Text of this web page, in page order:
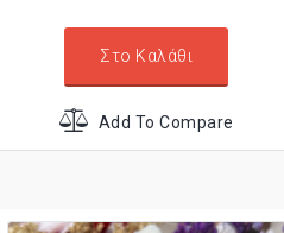
Στο Καλάθι
Add To Compare